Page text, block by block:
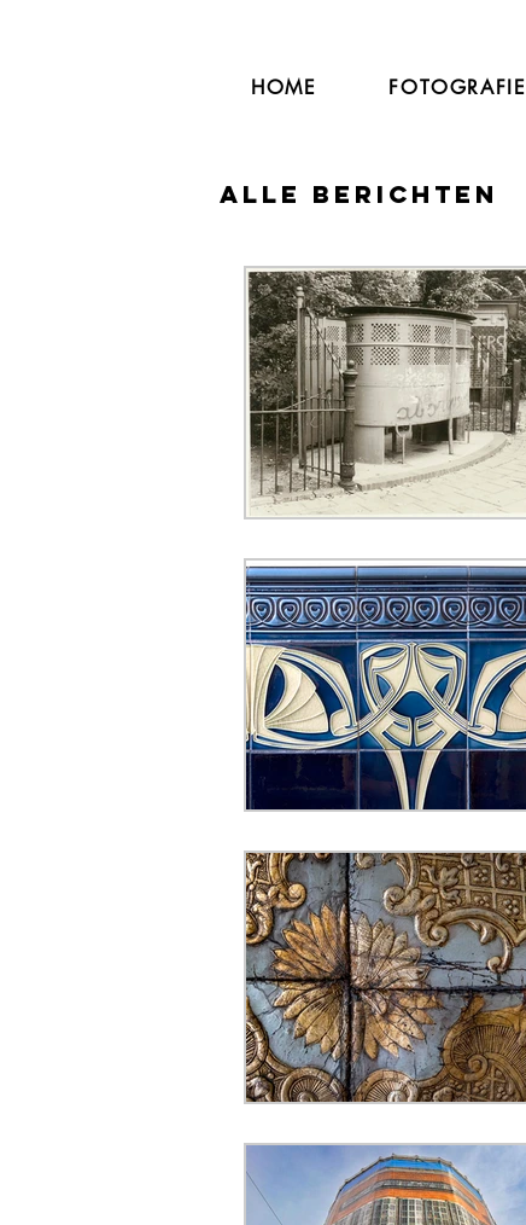
HOME FOTOGRAFIE
Alle berichten